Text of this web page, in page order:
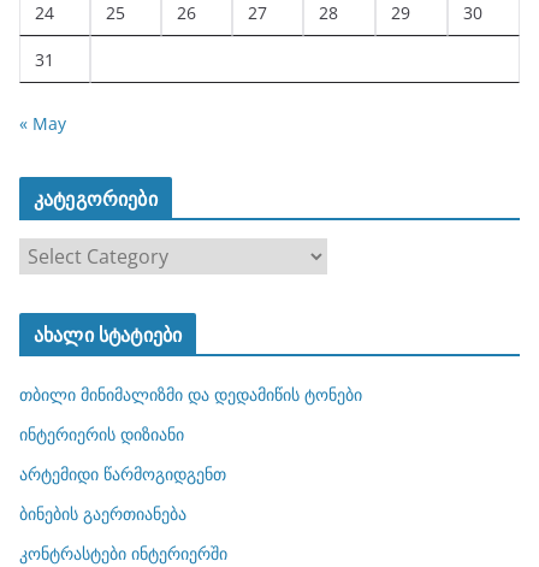
24 25 26 27 28 29 30
31
« May
კატეგორიები
ტ
ო
რ
ბ
ი
ახალი სტატიები
თბილი მინიმალიზმი და დედამიწის ტონები
ინტერიერის დიზიანი
არტემიდი წარმოგიდგენთ
ბინების გაერთიანება
კონტრასტები ინტერიერში